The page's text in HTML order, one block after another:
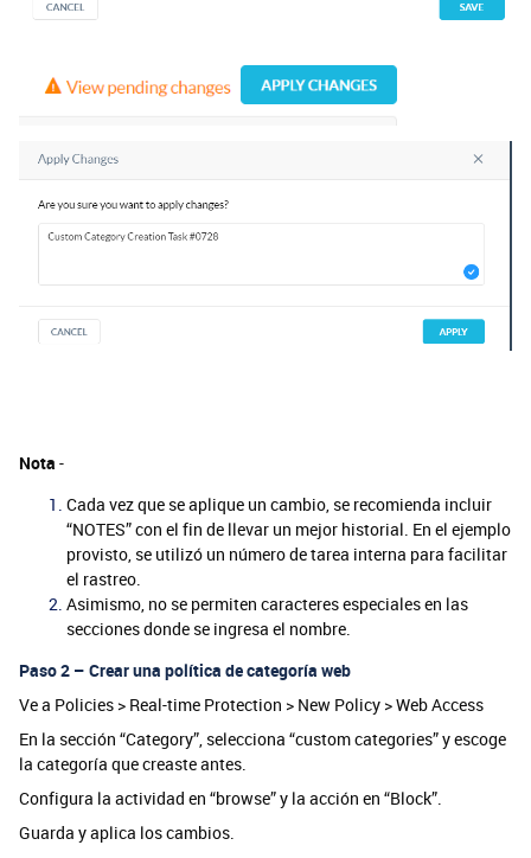
Nota -
Cada vez que se aplique un cambio, se recomienda incluir
“NOTES” con el fin de llevar un mejor historial. En el ejemplo
provisto, se utilizó un número de tarea interna para facilitar
el rastreo.
Asimismo, no se permiten caracteres especiales en las
secciones donde se ingresa el nombre.
Paso 2 – Crear una política de categoría web
Ve a Policies > Real-time Protection > New Policy > Web Access
En la sección “Category”, selecciona “custom categories” y escoge
la categoría que creaste antes.
Configura la actividad en “browse” y la acción en “Block”.
Guarda y aplica los cambios.